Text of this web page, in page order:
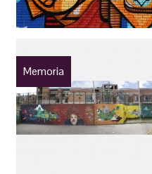
Memoria